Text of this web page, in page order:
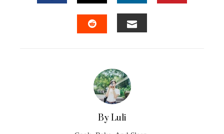
FACEBOOKTWITTERLINKEDIN
By Luli